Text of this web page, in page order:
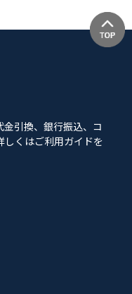
引換、銀行振込、コ
しくはご利用ガイドを